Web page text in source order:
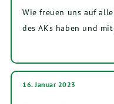
Wie freu­en uns auf
des AKs haben und
16. Januar 2023